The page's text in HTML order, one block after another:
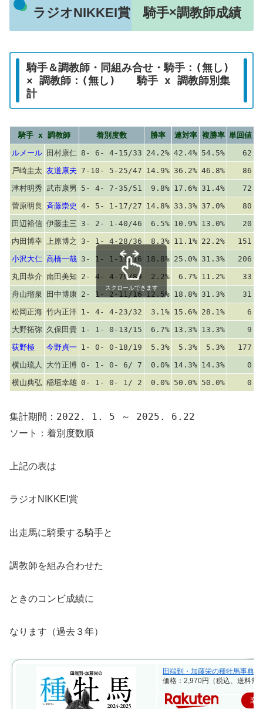
ラジオNIKKEI賞 騎手×調教師成績
騎手＆調教師・同組み合せ・騎手：(無し)
× 調教師：(無し) 騎手 x 調教師別集
計
騎手 x 調教師 着別度数 勝率 連対率 複勝率 単回値
ルメール 田村康仁 8- 6- 4-15/33 24.2% 42.4% 54.5%
62
戸崎圭太 友道康夫 7-10- 5-25/47 14.9% 36.2% 46.8%
86
津村明秀 武市康男 5- 4- 7-35/51 9.8% 17.6% 31.4%
72
菅原明良 斉藤崇史 4- 5- 1-17/27 14.8% 33.3% 37.0%
80
田辺裕信 伊藤圭三 3- 2- 1-40/46 6.5% 10.9% 13.0%
20
内田博幸 上原博之 3- 1- 4-28/36 8.3% 11.1% 22.2%
151
小沢大仁 高橋一哉 3- 1- 1-11/16 18.8% 25.0% 31.3%
206
丸田恭介 南田美知 2- 4- 4-79/89 2.2% 6.7% 11.2%
33
舟山瑠泉
田中博康 2- 1- 2-11/16 12.5% 18.8% 31.3%
31
松岡正海 竹内正洋 1- 4- 4-23/32 3.1% 15.6% 28.1%
6
大野拓弥 久保田貴 1- 1- 0-13/15 6.7% 13.3% 13.3%
9
荻野極
今野貞一 1- 0- 0-18/19 5.3% 5.3% 5.3%
177
横山琉人
大竹正博 0- 1- 0- 6/ 7 0.0% 14.3% 14.3%
0
横山典弘 稲垣幸雄 0- 1- 0- 1/ 2 0.0% 50.0% 50.0% 0
スクロールできます
集計期間：2022. 1. 5 ～ 2025. 6.22
ソート：着別度数順
上記の表は
ラジオNIKKEI賞
出走馬に騎乗する騎手と
調教師を組み合わせた
ときのコンビ成績に
なります（過去３年）
田端到・加藤栄の種牡馬事典
価格：2,970円（税込、送料無
楽